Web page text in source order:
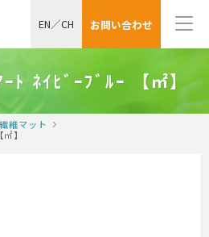
お問い合わせ
EN／CH
ﾄ ﾈｲﾋﾞｰﾌﾞﾙｰ 【㎡】
繊維マット
】